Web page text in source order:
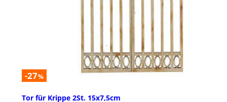
-27%
Tor für Krippe 2St. 15x7,5cm